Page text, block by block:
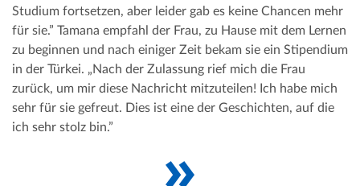
Studium fortsetzen, aber leider gab es keine Chancen mehr
für sie.” Tamana empfahl der Frau, zu Hause mit dem Lernen
zu beginnen und nach einiger Zeit bekam sie ein Stipendium
in der Türkei. „Nach der Zulassung rief mich die Frau
zurück, um mir diese Nachricht mitzuteilen! Ich habe mich
sehr für sie gefreut. Dies ist eine der Geschichten, auf die
ich sehr stolz bin.”